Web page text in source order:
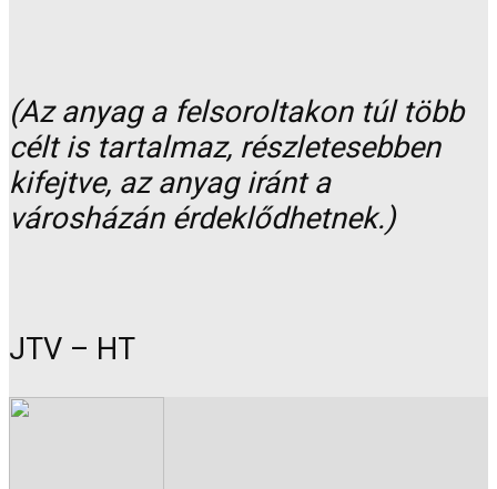
(Az anyag a felsoroltakon túl több
célt is tartalmaz, részletesebben
kifejtve, az anyag iránt a
városházán érdeklődhetnek.)
JTV – HT